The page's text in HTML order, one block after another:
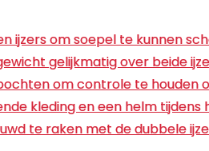
ijzers om soepel te kunnen
gelijkmatig over beide
om controle te houden
kleding en een helm
te raken met de dubbele